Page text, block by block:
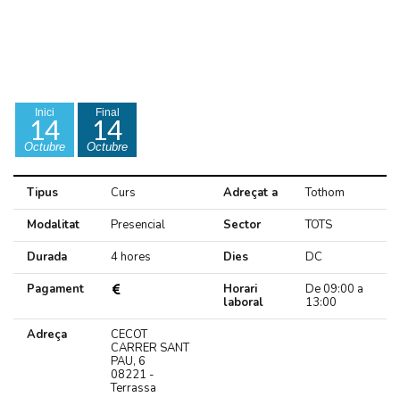
Inici
14
Octubre
Final
14
Octubre
Tipus Curs Adreçat a
Tothom
Modalitat
Presencial Sector
TOTS
Durada
4 hores Dies
DC
Pagament
Horari
laboral
De 09:00 a
13:00
Adreça
CECOT
CARRER SANT
PAU, 6
08221 -
Terrassa